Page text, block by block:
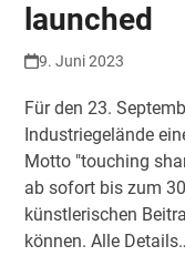
launched
9. Juni 2023
Für den 23.
Industriegelände
Motto "touching
ab sofort bis zum
künstlerischen
können. Alle